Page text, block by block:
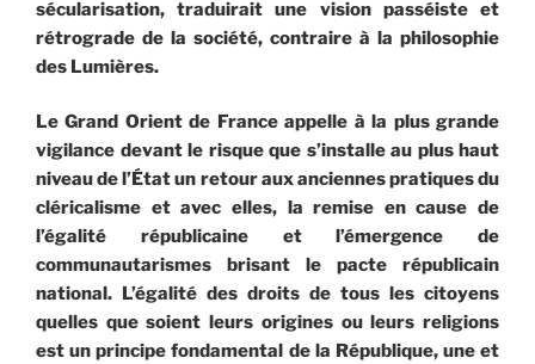
sécularisation, traduirait une vision passéiste et
rétrograde de la société, contraire à la philosophie
des Lumières.
Le Grand Orient de France appelle à la plus grande
vigilance devant le risque que s’installe au plus haut
niveau de l’État un retour aux anciennes pratiques du
cléricalisme et avec elles, la remise en cause de
l’égalité républicaine et l’émergence de
communautarismes brisant le pacte républicain
national. L’égalité des droits de tous les citoyens
quelles que soient leurs origines ou leurs religions
est un principe fondamental de la République, une et